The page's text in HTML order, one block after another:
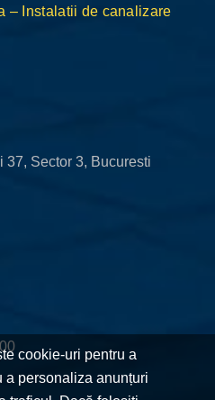
– Instalatii de canalizare
37, Sector 3, Bucuresti
cookie-uri pentru a
a personaliza anunțuri